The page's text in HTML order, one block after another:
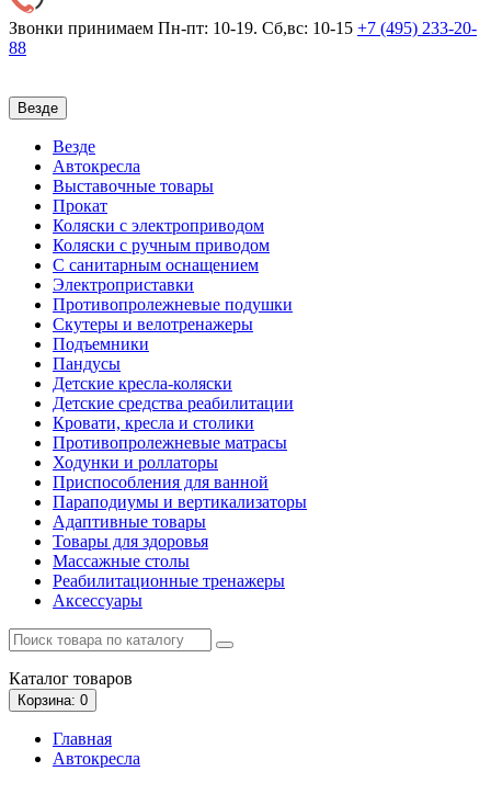
Звонки принимаем Пн-пт: 10-19. Сб,вс: 10-15 +7 (495) 233-20-
88
Везде
Везде
Автокресла
Выставочные товары
Прокат
Коляски с электроприводом
Коляски с ручным приводом
С санитарным оснащением
Электроприставки
Противопролежневые подушки
Скутеры и велотренажеры
Подъемники
Пандусы
Детские кресла-коляски
Детские средства реабилитации
Кровати, кресла и столики
Противопролежневые матрасы
Ходунки и роллаторы
Приспособления для ванной
Параподиумы и вертикализаторы
Адаптивные товары
Товары для здоровья
Массажные столы
Реабилитационные тренажеры
Аксессуары
Каталог товаров
Корзина: 0
Главная
Автокресла